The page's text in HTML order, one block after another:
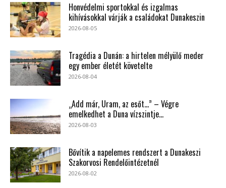
Honvédelmi sportokkal és izgalmas
kihívásokkal várják a családokat Dunakeszin
2026-08-05
Tragédia a Dunán: a hirtelen mélyülő meder
egy ember életét követelte
2026-08-04
„Add már, Uram, az esőt…” – Végre
emelkedhet a Duna vízszintje...
2026-08-03
Bővítik a napelemes rendszert a Dunakeszi
Szakorvosi Rendelőintézetnél
2026-08-02